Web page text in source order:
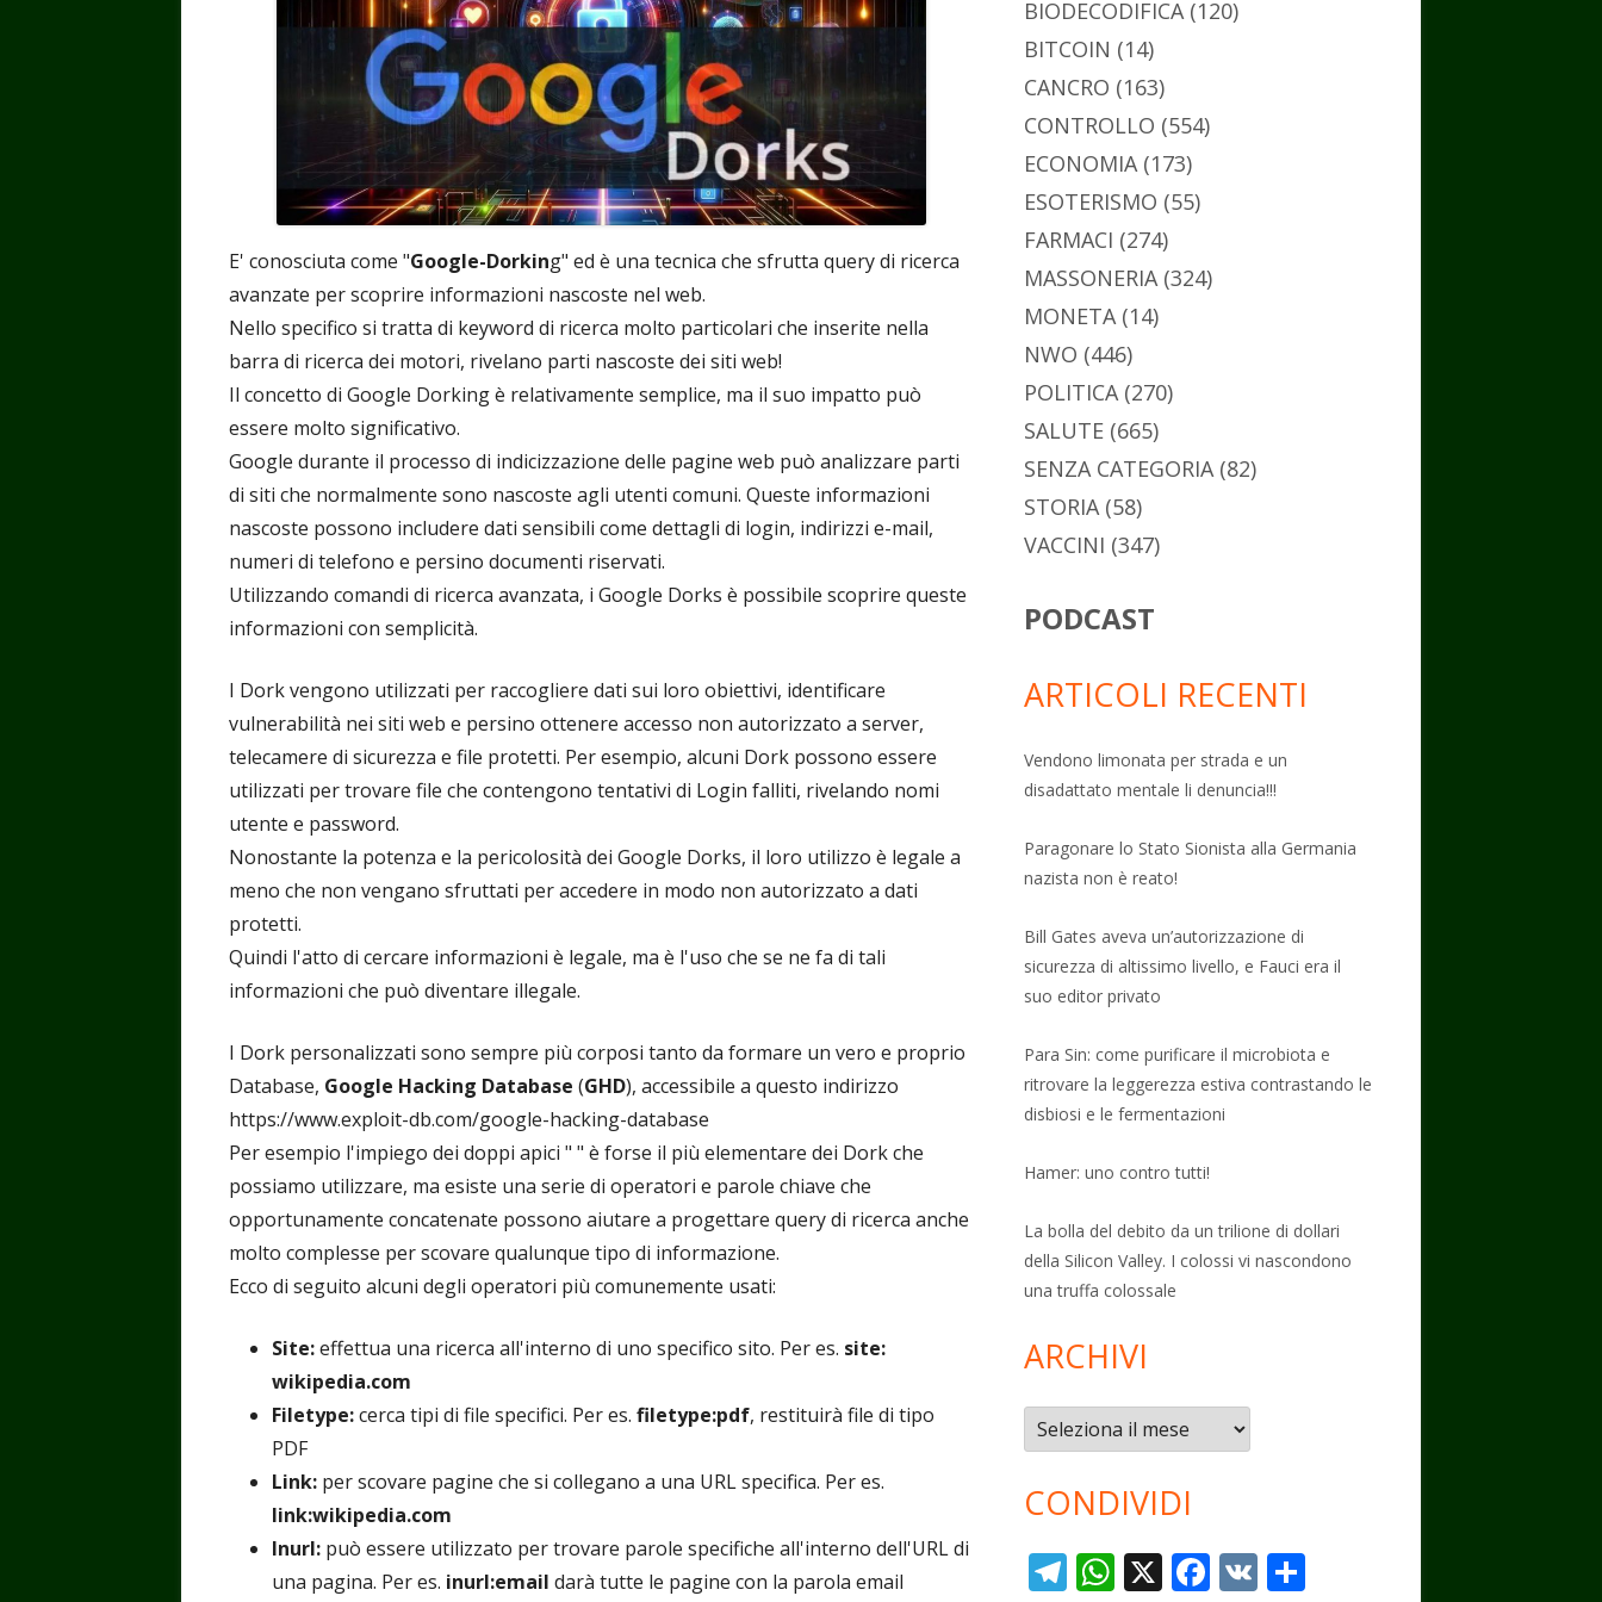
E' conosciuta come "Google-Dorking" ed è una tecnica che sfrutta query di ricerca
avanzate per scoprire informazioni nascoste nel web.
Nello specifico si tratta di keyword di ricerca molto particolari che inserite nella
barra di ricerca dei motori, rivelano parti nascoste dei siti web!
Il concetto di Google Dorking è relativamente semplice, ma il suo impatto può
essere molto significativo.
Google durante il processo di indicizzazione delle pagine web può analizzare parti
di siti che normalmente sono nascoste agli utenti comuni. Queste informazioni
nascoste possono includere dati sensibili come dettagli di login, indirizzi e-mail,
numeri di telefono e persino documenti riservati.
Utilizzando comandi di ricerca avanzata, i Google Dorks è possibile scoprire queste
informazioni con semplicità.
I Dork vengono utilizzati per raccogliere dati sui loro obiettivi, identificare
vulnerabilità nei siti web e persino ottenere accesso non autorizzato a server,
telecamere di sicurezza e file protetti. Per esempio, alcuni Dork possono essere
utilizzati per trovare file che contengono tentativi di Login falliti, rivelando nomi
utente e password.
Nonostante la potenza e la pericolosità dei Google Dorks, il loro utilizzo è legale a
meno che non vengano sfruttati per accedere in modo non autorizzato a dati
protetti.
Quindi l'atto di cercare informazioni è legale, ma è l'uso che se ne fa di tali
informazioni che può diventare illegale.
I Dork personalizzati sono sempre più corposi tanto da formare un vero e proprio
Database, Google Hacking Database (GHD), accessibile a questo indirizzo
https://www.exploit-db.com/google-hacking-database
Per esempio l'impiego dei doppi apici " " è forse il più elementare dei Dork che
possiamo utilizzare, ma esiste una serie di operatori e parole chiave che
opportunamente concatenate possono aiutare a progettare query di ricerca anche
molto complesse per scovare qualunque tipo di informazione.
Ecco di seguito alcuni degli operatori più comunemente usati:
Site:effettua una ricerca all'interno di uno specifico sito. Per es. site:
wikipedia.com
Filetype:cerca tipi di file specifici. Per es. filetype:pdf, restituirà file di tipo
PDF
Link: per scovare pagine che si collegano a una URL specifica. Per es.
link:wikipedia.com
Inurl: può essere utilizzato per trovare parole specifiche all'interno dell'URL di
una pagina. Per es. inurl:email darà tutte le pagine con la parola email
BIODECODIFICA(120)
BITCOIN (14)
CANCRO (163)
CONTROLLO (554)
ECONOMIA(173)
ESOTERISMO (55)
FARMACI (274)
MASSONERIA(324)
MONETA(14)
NWO (446)
POLITICA(270)
SALUTE (665)
SENZA CATEGORIA(82)
STORIA(58)
VACCINI (347)
PODCAST
ARTICOLI RECENTI
Vendono limonata per strada e un
disadattato mentale li denuncia!!!
Paragonare lo Stato Sionista alla Germania
nazista non è reato!
Bill Gates aveva un’autorizzazione di
sicurezza di altissimo livello, e Fauci era il
suo editor privato
Para Sin: come purificare il microbiota e
ritrovare la leggerezza estiva contrastando le
disbiosi e le fermentazioni
Hamer: uno contro tutti!
La bolla del debito da un trilione di dollari
della Silicon Valley. I colossi vi nascondono
una truffa colossale
ARCHIVI
Archivi
CONDIVIDI
T W X F V